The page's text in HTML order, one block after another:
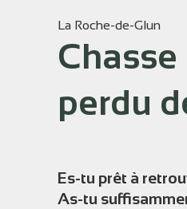
La Roche-de-Glun
perdu
Es-tu prêt à
As-tu